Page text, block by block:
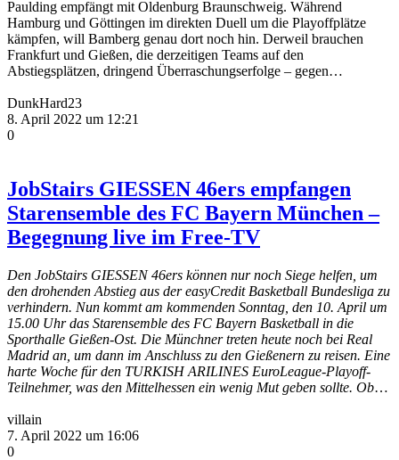
Paulding empfängt mit Oldenburg Braunschweig. Während
Hamburg und Göttingen im direkten Duell um die Playoffplätze
kämpfen, will Bamberg genau dort noch hin. Derweil brauchen
Frankfurt und Gießen, die derzeitigen Teams auf den
Abstiegsplätzen, dringend Überraschungserfolge – gegen…
DunkHard23
8. April 2022 um 12:21
0
JobStairs GIESSEN 46ers empfangen
Starensemble des FC Bayern München –
Begegnung live im Free-TV
Den JobStairs GIESSEN 46ers können nur noch Siege helfen, um
den drohenden Abstieg aus der easyCredit Basketball Bundesliga zu
verhindern. Nun kommt am kommenden Sonntag, den 10. April um
15.00 Uhr das Starensemble des FC Bayern Basketball in die
Sporthalle Gießen-Ost. Die Münchner treten heute noch bei Real
Madrid an, um dann im Anschluss zu den Gießenern zu reisen. Eine
harte Woche für den TURKISH ARILINES EuroLeague-Playoff-
Teilnehmer, was den Mittelhessen ein wenig Mut geben sollte. Ob…
villain
7. April 2022 um 16:06
0